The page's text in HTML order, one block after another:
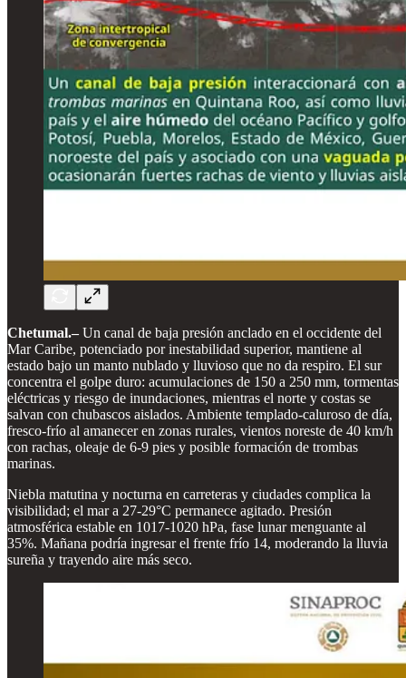
Chetumal.–Un canal de baja presión anclado en el occidente del
Mar Caribe, potenciado por inestabilidad superior, mantiene al
estado bajo un manto nublado y lluvioso que no da respiro. El sur
concentra el golpe duro: acumulaciones de 150 a 250 mm, tormentas
eléctricas y riesgo de inundaciones, mientras el norte y costas se
salvan con chubascos aislados. Ambiente templado-caluroso de día,
fresco-frío al amanecer en zonas rurales, vientos noreste de 40 km/h
con rachas, oleaje de 6-9 pies y posible formación de trombas
marinas.
Niebla matutina y nocturna en carreteras y ciudades complica la
visibilidad; el mar a 27-29°C permanece agitado. Presión
atmosférica estable en 1017-1020 hPa, fase lunar menguante al
35%. Mañana podría ingresar el frente frío 14, moderando la lluvia
sureña y trayendo aire más seco.